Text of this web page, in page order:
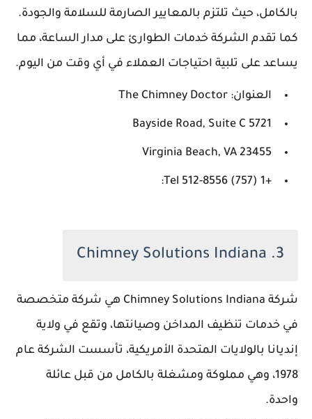
بالكامل، حيث تلتزم بالمعايير الصارمة للسلامة والجودة.
كما تقدم الشركة خدمات الطوارئ على مدار الساعة، مما
يساعد على تلبية احتياجات العملاء في أي وقت من اليوم.
العنوان: The Chimney Doctor
5721 Bayside Road, Suite C
Virginia Beach, VA 23455
+1 (757) 512-8556 Tel:
3. Chimney Solutions Indiana
شركة Chimney Solutions Indiana هي شركة متخصصة
في خدمات تنظيف المداخن وصيانتها، وتقع في ولاية
إنديانا بالولايات المتحدة الأمريكية، تأسست الشركة عام
1978، وهي مملوكة ومشغلة بالكامل من قبل عائلة
واحدة.